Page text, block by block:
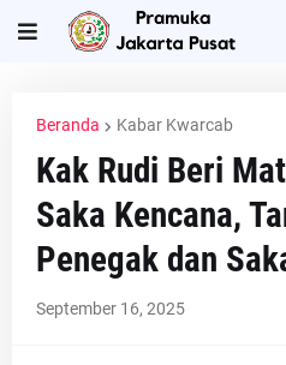
Beranda Kabar Kwarcab
Kak Rudi Beri
Saka Kencana,
Penegak dan
September 16, 2025